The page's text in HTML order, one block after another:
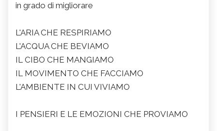
in grado di migliorare
L'ARIA CHE RESPIRIAMO
L'ACQUA CHE BEVIAMO
IL CIBO CHE MANGIAMO
IL MOVIMENTO CHE FACCIAMO
L'AMBIENTE IN CUI VIVIAMO
I PENSIERI E LE EMOZIONI CHE PROVIAMO